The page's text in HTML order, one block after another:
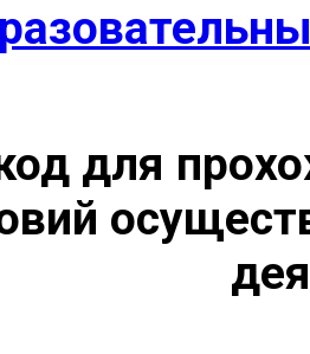
для